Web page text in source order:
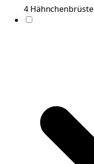
4 Hähnchenbrüste